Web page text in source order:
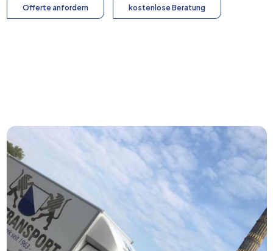
Offerte anfordern kostenlose Beratung